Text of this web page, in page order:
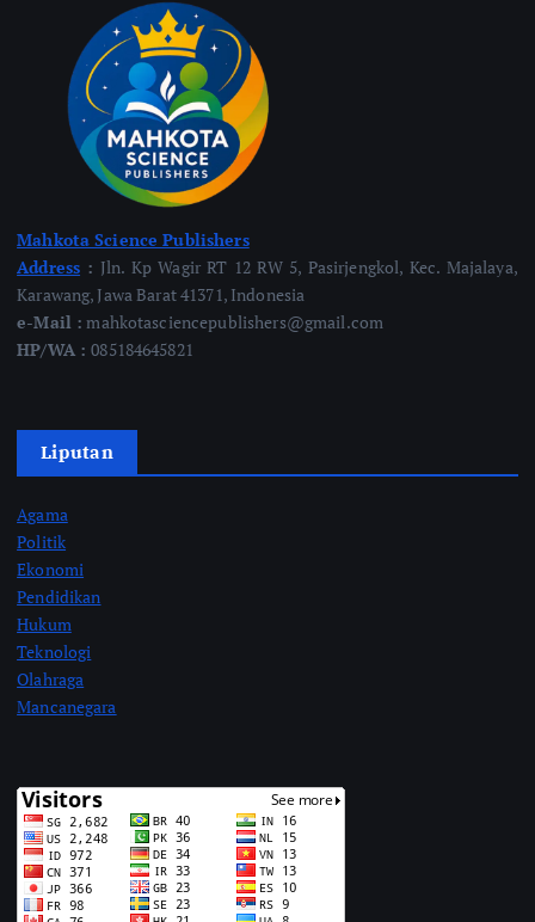
Mahkota Science Publishers
Address : Jln. Kp Wagir RT 12 RW 5, Pasirjengkol, Kec. Majalaya,
Karawang, Jawa Barat 41371, Indonesia
e-Mail : mahkotasciencepublishers@gmail.com
HP/WA :085184645821
Liputan
Agama
Politik
Ekonomi
Pendidikan
Hukum
Teknologi
Olahraga
Mancanegara